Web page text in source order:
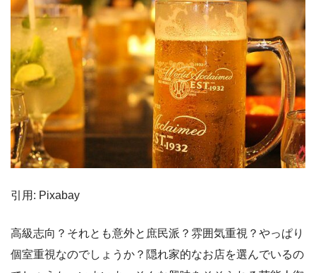
引用: Pixabay
高級志向？それとも意外と庶民派？雰囲気重視？やっぱり
個室重視なのでしょうか？隠れ家的なお店を選んでいるの